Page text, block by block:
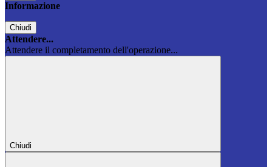
Informazione
Chiudi
Attendere...
Attendere il completamento dell'operazione...
Chiudi